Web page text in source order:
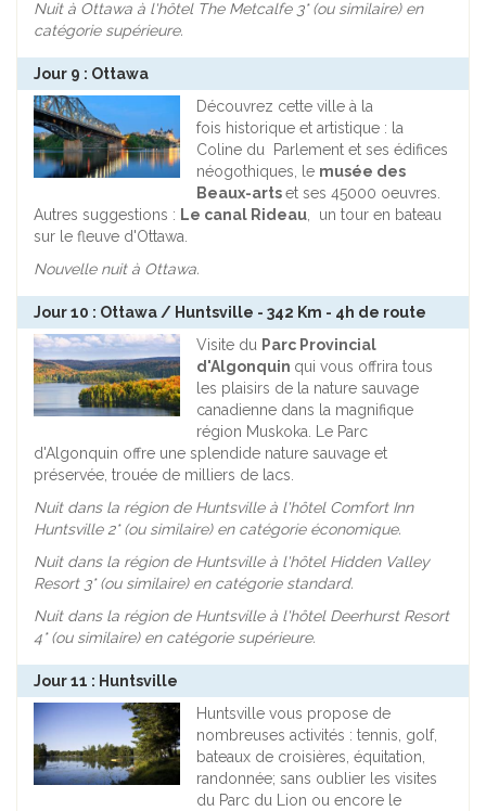
Nuit à Ottawa à l'hôtel The Metcalfe 3* (ou similaire) en
catégorie supérieure.
Jour 9 : Ottawa
Découvrez cette ville à la
fois historique et artistique : la
Coline du Parlement et ses édifices
néogothiques, le musée des
Beaux-artset ses 45000 oeuvres.
Autres suggestions : Le canal Rideau, un tour en bateau
sur le fleuve d'Ottawa.
Nouvelle nuit à Ottawa.
Jour 10 : Ottawa / Huntsville - 342 Km - 4h de route
Visite du Parc Provincial
d'Algonquin qui vous offrira tous
les plaisirs de la nature sauvage
canadienne dans la magnifique
région Muskoka. Le Parc
d'Algonquin offre une splendide nature sauvage et
préservée, trouée de milliers de lacs.
Nuit dans la région de Huntsville à l'hôtel Comfort Inn
Huntsville 2* (ou similaire) en catégorie économique.
Nuit dans la région de Huntsville à l'hôtel Hidden Valley
Resort 3* (ou similaire) en catégorie standard.
Nuit dans la région de Huntsville à l'hôtel Deerhurst Resort
4* (ou similaire) en catégorie supérieure.
Jour 11 : Huntsville
Huntsville vous propose de
nombreuses activités : tennis, golf,
bateaux de croisières, équitation,
randonnée; sans oublier les visites
du Parc du Lion ou encore le